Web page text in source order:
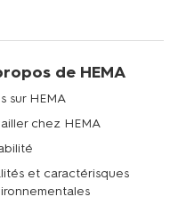
de HEMA
sur HEMA
chez HEMA
et caractérisques